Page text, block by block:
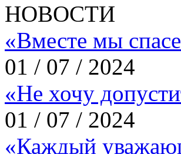
НОВОСТИ
«Вместе мы
01 / 07 / 2024
«Не хочу
01 / 07 / 2024
«Каждый